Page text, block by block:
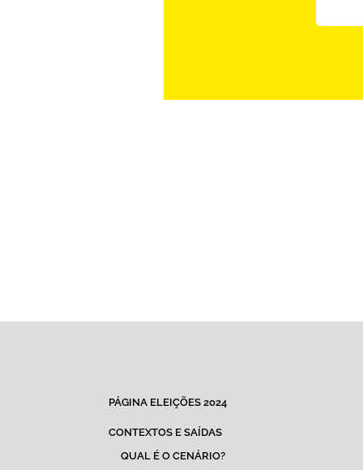
PÁGINA ELEIÇÕES 2024
CONTEXTOS E SAÍDAS
QUAL É O CENÁRIO?